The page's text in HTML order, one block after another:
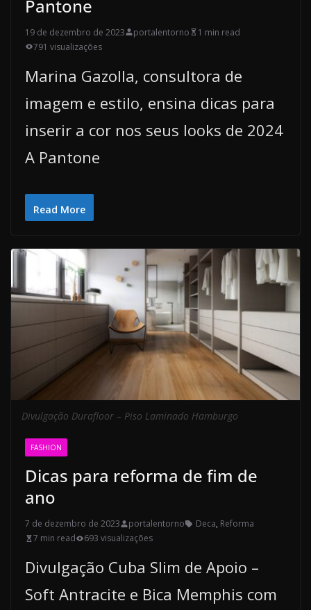
Pantone
19 de dezembro de 2023 portalentorno
1 min read
791 visualizações
Marina Gazolla, consultora de
imagem e estilo, ensina dicas para
inserir a cor nos seus looks de 2024
A Pantone
Read More
Divulgação Durafloor – Piso Laminado Hamburgo
FASHION
Dicas para reforma de fim de
ano
7 de dezembro de 2023 portalentorno Deca, Reforma
7 min read
693 visualizações
Divulgação Cuba Slim de Apoio –
Soft Antracite e Bica Memphis com